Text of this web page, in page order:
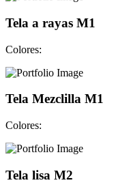
Tela a rayas M1
Colores:
Tela Mezclilla M1
Colores:
Tela lisa M2